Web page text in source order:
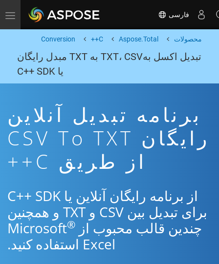
Toggle navigation فارسی
محصولات Aspose.Total
C++
Conversion
تبدیل اکسل بهTXT، CSV به TXT مبدل رایگان
یا C++ SDK
برنامه تبدیل آنلاین
رایگان CSV To TXT
از طریق C++
از برنامه رایگان آنلاین یا C++ SDK
برای تبدیل بین CSV و TXT و همچنین
چندین قالب محبوب از Microsoft ®
Excel استفاده کنید.